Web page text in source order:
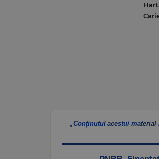
„Conținutul acestui material